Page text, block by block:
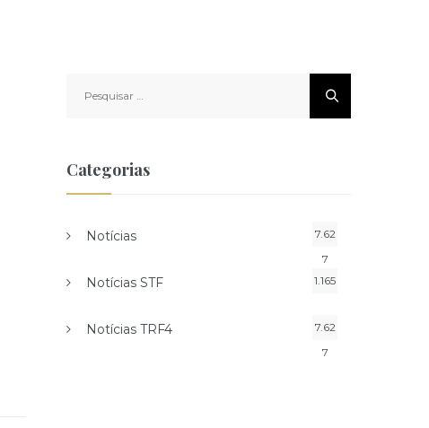
por:
Categorias
Notícias
7.62
7
Notícias STF 1.165
Notícias TRF4
7.62
7